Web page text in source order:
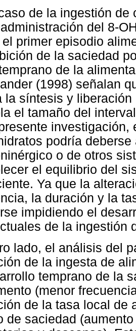
de la ingestión de
del 8-
primer episodio
de la saciedad
de la
(1998) señalan
la síntesis y
el tamaño del
podría
o de otros
el equilibrio del
Ya que la
la duración y la
impidiendo el
de la ingestión
lado, el análisis del
de la ingesta de
temprano de la
(menor
de la tasa local de
de saciedad